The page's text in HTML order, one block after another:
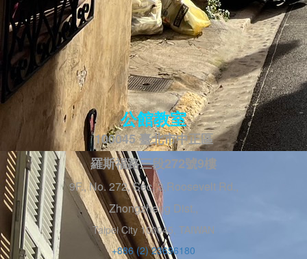
公館教室
100045 臺北市中正區
羅斯福路三段272號9樓
9F., No. 272, Sec. 3,Roosevelt Rd.,
Zhongzheng Dist.,
Taipei City 100045, TAIWAN
+886 (2) 23696180